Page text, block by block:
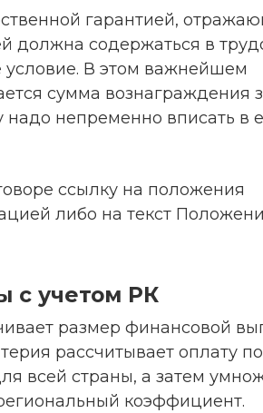
гарантией,
должна содержаться в
условие. В этом важнейшем
сумма вознаграждения
непременно вписать в
ссылку на положения
либо на текст
с учетом РК
размер финансовой
рассчитывает оплату по
всей страны, а затем
коэффициент.